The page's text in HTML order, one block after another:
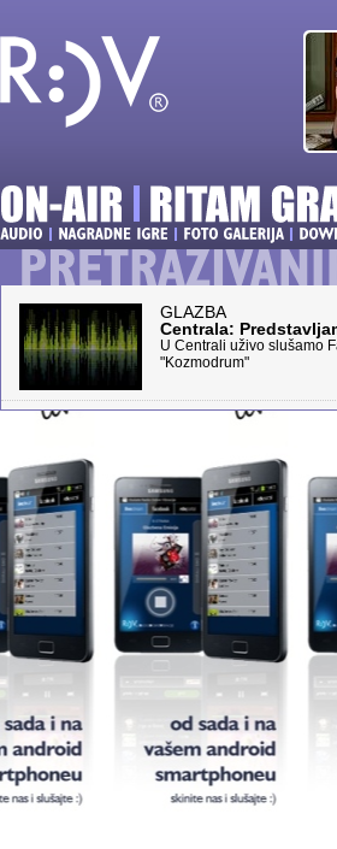
GLAZBA
Centrala:
U Centrali uživo slušamo
"Kozmodrum"